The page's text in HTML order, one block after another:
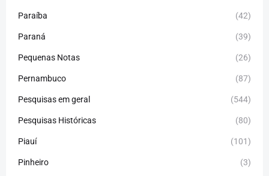
Paraíba (42)
Paraná (39)
Pequenas Notas (26)
Pernambuco (87)
Pesquisas em geral (544)
Pesquisas Históricas (80)
Piauí (101)
Pinheiro (3)